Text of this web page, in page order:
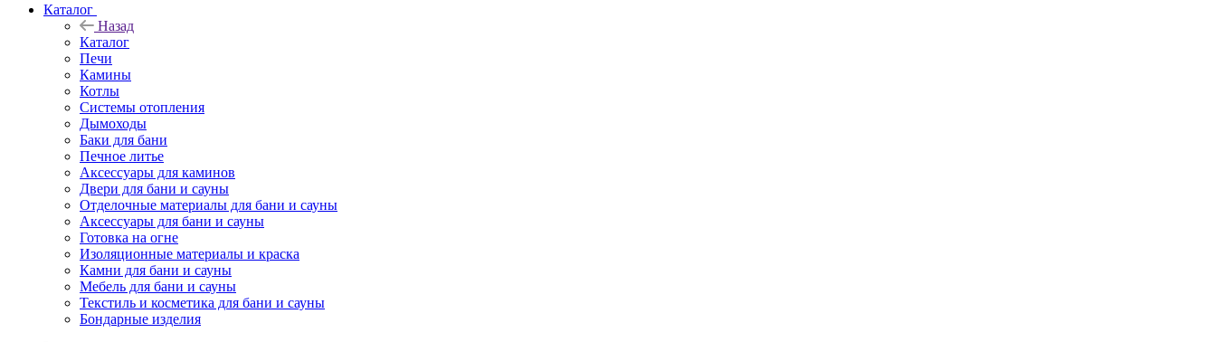
Каталог
Назад
Каталог
Печи
Камины
Котлы
Системы отопления
Дымоходы
Баки для бани
Печное литье
Аксессуары для каминов
Двери для бани и сауны
Отделочные материалы для бани и сауны
Аксессуары для бани и сауны
Готовка на огне
Изоляционные материалы и краска
Камни для бани и сауны
Мебель для бани и сауны
Текстиль и косметика для бани и сауны
Бондарные изделия